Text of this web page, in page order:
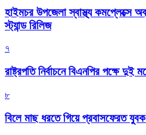
হাইমচর উপজেলা স্বাস্থ্য কমপ্লেক্সে
স্ট্যান্ড রিলিজ
৭
রাষ্ট্রপতি নির্বাচনে বিএনপির পক্ষে
৮
বিলে মাছ ধরতে গিয়ে প্রবাসফেরত